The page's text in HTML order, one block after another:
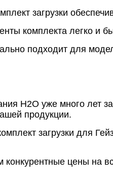
загрузки
комплекта легко и
подходит для
Н2О уже много лет
продукции.
загрузки для
цены на